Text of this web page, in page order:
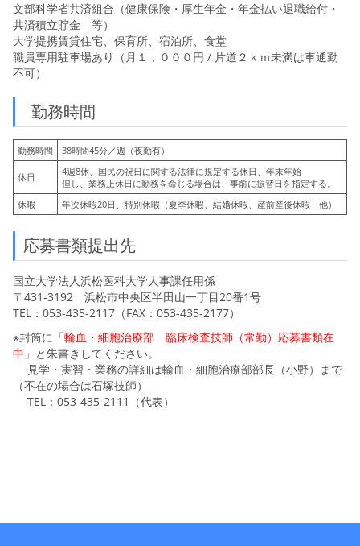
文部科学省共済組合（健康保険・厚生年金・年金払い退職給付・
共済積立貯金 等）
大学提携賃貸住宅、保育所、宿泊所、食堂
職員専用駐車場あり（月１，０００円 / 片道２ｋｍ未満は車通勤
不可）
勤務時間
勤務時間 38時間45分／週（夜勤有）
休日
4週8休、国民の祝日に関する法律に規定する休日、年末年始
但し、業務上休日に勤務を命じる場合は、事前に振替日を指定する。
休暇
年次休暇20日、特別休暇（夏季休暇、結婚休暇、産前産後休暇 他）
応募書類提出先
国立大学法人浜松医科大学人事課任用係
〒431-3192 浜松市中央区半田山一丁目20番1号
TEL ：053-435-2117（FAX：053-435-2177）
※封筒に「輸血・細胞治療部 臨床検査技師（常勤） 応募書類在
中 」と朱書きしてください。
見学・実習・業務の詳細は輸血・細胞治療部部長（小野）まで
（不在の場合は石塚技師）
TEL：053-435-2111（代表）